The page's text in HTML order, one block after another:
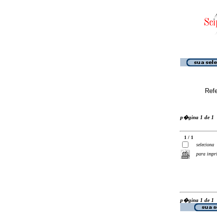
p�gina 1 de 1
1 / 1
seleciona
para
p�gina 1 de 1